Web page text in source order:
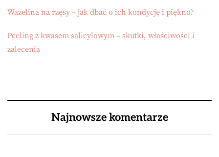
Wazelina na rzęsy – jak dbać o ich kondycję i piękno?
Peeling z kwasem salicylowym – skutki, właściwości i
zalecenia
Najnowsze komentarze